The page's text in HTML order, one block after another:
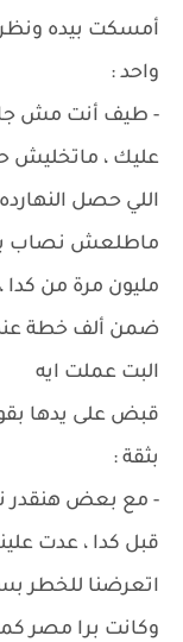
أمسكت بيده
واحد :
- طيف أنت مش
عليك ،
اللي حصل
ماطلعش نصاب
مليون مرة من
ضمن ألف خطة
البت عملت ايه
قبض على يدها
بثقة :
- مع بعض هنقدر
قبل كدا ، عدت
اتعرضنا للخطر
وكانت برا مصر